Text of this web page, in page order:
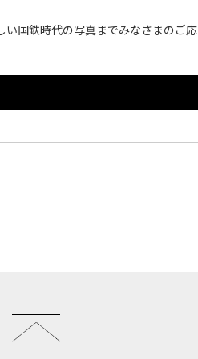
い国鉄時代の写真までみなさまのご応